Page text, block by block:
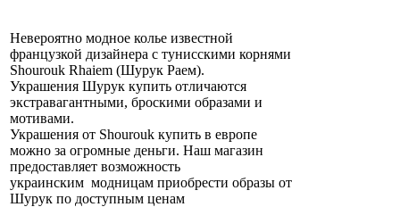
Невероятно модное колье известной
французкой дизайнера с тунисскими корнями
Shourouk Rhaiem (Шурук Раем).
Украшения Шурук купить отличаются
экстравагантными, броскими образами и
мотивами.
Украшения от Shourouk купить в европе
можно за огромные деньги. Наш магазин
предоставляет возможность
украинским модницам приобрести образы от
Шурук по доступным ценам